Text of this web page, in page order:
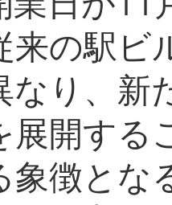
来の駅ビ
なり、新
展開する
象徴とな